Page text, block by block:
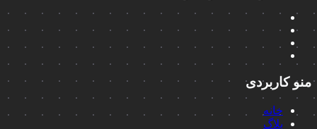
منو کاربردی
خانه
بلاگ